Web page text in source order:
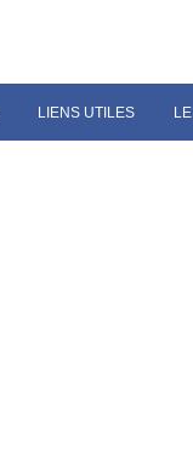
LIENS UTILES